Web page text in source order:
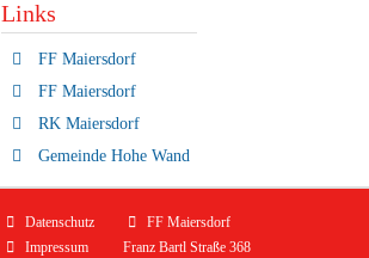
Links
FF Maiersdorf
FF Maiersdorf
RK Maiersdorf
Gemeinde Hohe Wand
Navigation
überspringen
Datenschutz
Impressum
FF Maiersdorf
Franz Bartl Straße 368